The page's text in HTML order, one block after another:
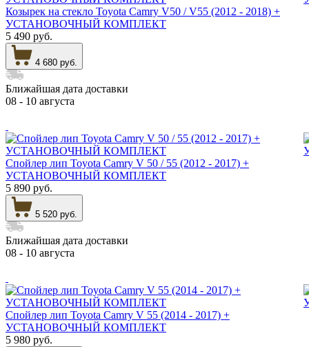
Козырек на стекло Toyota Camry V50 / V55 (2012 - 2018) +
УСТАНОВОЧНЫЙ КОМПЛЕКТ
5 490 руб.
4 680 руб.
Ближайшая дата доставки
08 - 10 августа
Спойлер лип Toyota Camry V 50 / 55 (2012 - 2017) +
УСТАНОВОЧНЫЙ КОМПЛЕКТ
5 890 руб.
5 520 руб.
Ближайшая дата доставки
08 - 10 августа
Спойлер лип Toyota Camry V 55 (2014 - 2017) +
УСТАНОВОЧНЫЙ КОМПЛЕКТ
5 980 руб.